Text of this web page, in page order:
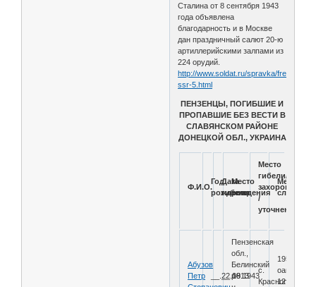
Сталина от 8 сентября 1943
года объявлена
благодарность и в Москве
дан праздничный салют 20-ю
артиллерийскими залпами из
224 орудий.
http://www.soldat.ru/spravka/freedom/1-
ssr-5.html
ПЕНЗЕНЦЫ, ПОГИБШИЕ И
ПРОПАВШИЕ БЕЗ ВЕСТИ В
СЛАВЯНСКОМ РАЙОНЕ
ДОНЕЦКОЙ ОБЛ., УКРАИНА
Ф.И.О.
Год
рождения
Дата
гибели
Место
рождения
Место
гибели/
захоронения
/
уточненные/
Место
службы
Абузов
Петр
__.__.1913
22.08.1943
Пензенская
обл.,
Белинский
р-
с.
Краснополье-1
195
оашр
12